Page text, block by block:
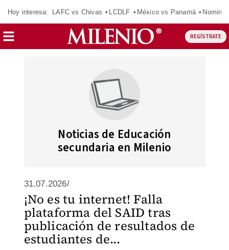
Hoy interesa: LAFC vs Chivas LCDLF México vs Panamá
REGÍSTRATE
Noticias de Educación
secundaria en Milenio
31.07.2026/
¡No es tu internet! Falla
plataforma del SAID tras
publicación de resultados de
estudiantes de...